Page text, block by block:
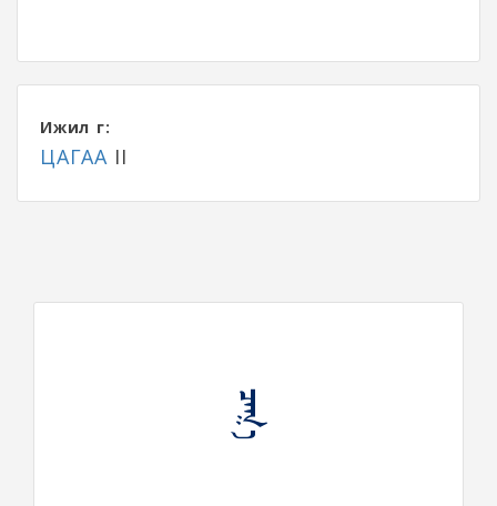
Ижил үг:
ЦАГАА II
ᠴᠠᠭ᠎ᠠ